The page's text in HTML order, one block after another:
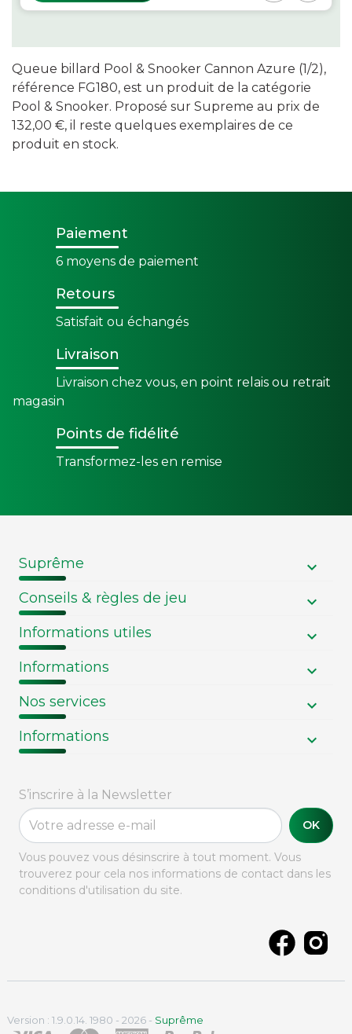
Queue billard Pool & Snooker Cannon Azure (1/2),
référence FG180, est un produit de la catégorie
Pool & Snooker. Proposé sur Supreme au prix de
132,00 €, il reste quelques exemplaires de ce
produit en stock.
Paiement
6 moyens de paiement
Retours
Satisfait ou échangés
Livraison
Livraison chez vous, en point relais ou retrait
magasin
Points de fidélité
Transformez-les en remise
Suprême
Conseils & règles de jeu
Informations utiles
Informations
Nos services
Informations
S’inscrire à la Newsletter
OK
Vous pouvez vous désinscrire à tout moment. Vous
trouverez pour cela nos informations de contact dans les
conditions d'utilisation du site.
Version : 1.9.0.14. 1980 - 2026 - Suprême